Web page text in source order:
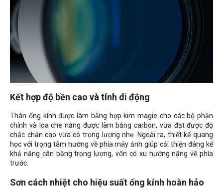
Kết hợp độ bền cao và tính di động
Thân ống kính được làm bằng hợp kim magie cho các bộ phận
chính và loa che nắng được làm bằng carbon, vừa đạt được độ
chắc chắn cao vừa có trọng lượng nhẹ. Ngoài ra, thiết kế quang
học với trọng tâm hướng về phía máy ảnh giúp cải thiện đáng kể
khả năng cân bằng trọng lượng, vốn có xu hướng nặng về phía
trước.
Sơn cách nhiệt cho hiệu suất ống kính hoàn hảo